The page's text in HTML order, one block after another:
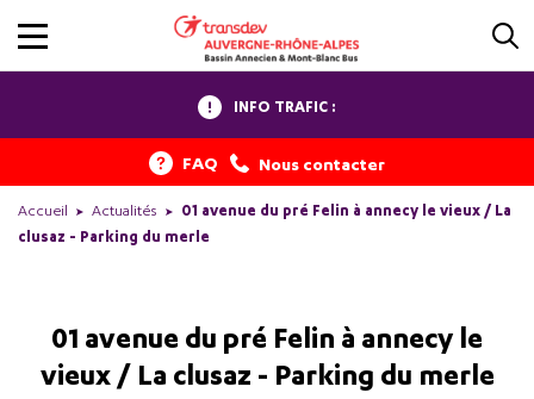
INFO TRAFIC :
FAQ Nous contacter
Accueil Actualités
01 avenue du pré Felin à annecy le vieux / La
clusaz - Parking du merle
01 avenue du pré Felin à annecy le
vieux / La clusaz - Parking du merle